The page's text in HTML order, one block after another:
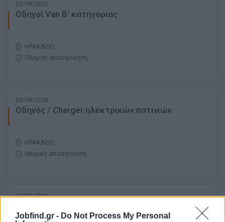
Jobfind.gr - Do Not Process My Personal
03/08/2026
Oδηγοί Van B' κατηγορίας
ΗΡΑΚΛΕΙΟ
Πλήρης απασχόληση
03/08/2026
Οδηγός / Charger ηλεκτρικών πατινιών
ΗΡΑΚΛΕΙΟ
Μερική απασχόληση
21/07/2026